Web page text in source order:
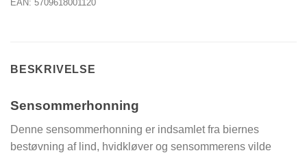
EAN: 5709618001120
BESKRIVELSE
Sensommerhonning
Denne sensommerhonning er indsamlet fra biernes
bestøvning af lind, hvidkløver og sensommerens vilde